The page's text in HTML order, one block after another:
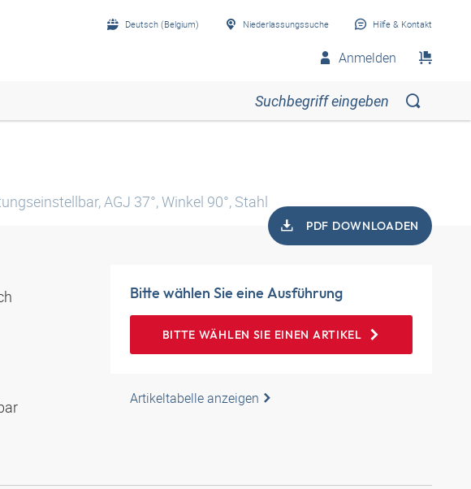
Deutsch (Belgium) Niederlassungssuche Hilfe & Kontakt
Anmelden
AGJ 37°, Winkel 90°, Stahl
PDF DOWNLOADEN
Bitte wählen Sie eine Ausführung
BITTE WÄHLEN SIE EINEN ARTIKEL
Artikeltabelle anzeigen